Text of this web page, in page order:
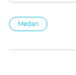
Medan